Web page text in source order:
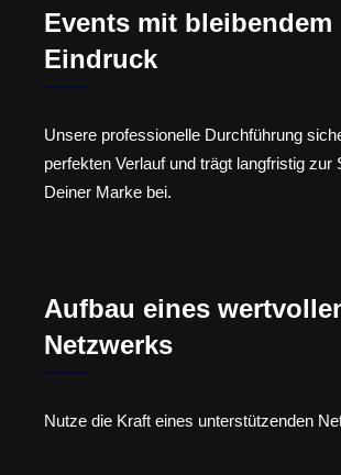
Events mit bleibendem
Eindruck
Unsere professionelle Durchführung
perfekten Verlauf und trägt langfristig zur
Deiner Marke bei.
Aufbau eines
Netzwerks
Nutze die Kraft eines unterstützenden